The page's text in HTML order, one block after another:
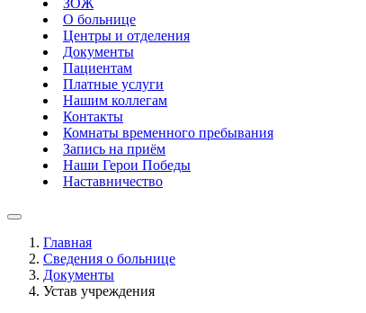
ЗОЖ
О больнице
Центры и отделения
Документы
Пациентам
Платные услуги
Нашим коллегам
Контакты
Комнаты временного пребывания
Запись на приём
Наши Герои Победы
Наставничество
Главная
Сведения о больнице
Документы
Устав учреждения